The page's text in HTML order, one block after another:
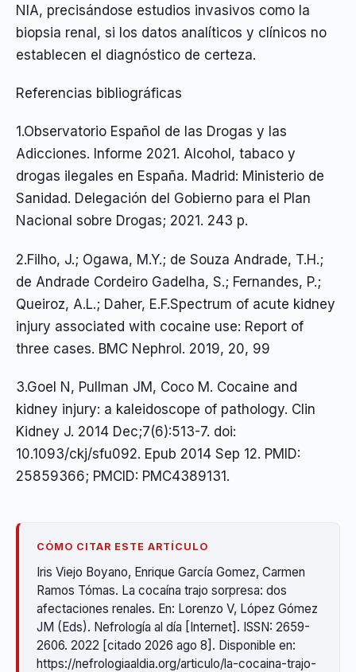
NIA, precisándose estudios invasivos como la
biopsia renal, si los datos analíticos y clínicos no
establecen el diagnóstico de certeza.
Referencias bibliográficas
1.Observatorio Español de las Drogas y las
Adicciones. Informe 2021. Alcohol, tabaco y
drogas ilegales en España. Madrid: Ministerio de
Sanidad. Delegación del Gobierno para el Plan
Nacional sobre Drogas; 2021. 243 p.
2.Filho, J.; Ogawa, M.Y.; de Souza Andrade, T.H.;
de Andrade Cordeiro Gadelha, S.; Fernandes, P.;
Queiroz, A.L.; Daher, E.F.Spectrum of acute kidney
injury associated with cocaine use: Report of
three cases. BMC Nephrol. 2019, 20, 99
3.Goel N, Pullman JM, Coco M. Cocaine and
kidney injury: a kaleidoscope of pathology. Clin
Kidney J. 2014 Dec;7(6):513-7. doi:
10.1093/ckj/sfu092. Epub 2014 Sep 12. PMID:
25859366; PMCID: PMC4389131.
CÓMO CITAR ESTE ARTÍCULO
Iris Viejo Boyano, Enrique García Gomez, Carmen
Ramos Tómas. La cocaína trajo sorpresa: dos
afectaciones renales. En: Lorenzo V, López Gómez
JM (Eds). Nefrología al día [Internet]. ISSN: 2659-
2606. 2022 [citado 2026 ago 8]. Disponible en:
https://nefrologiaaldia.org/articulo/la-cocaina-trajo-